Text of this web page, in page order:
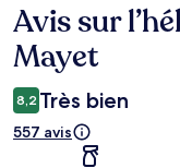
Avis
Avis sur
Mayet
8,2 Très bien
557 avis